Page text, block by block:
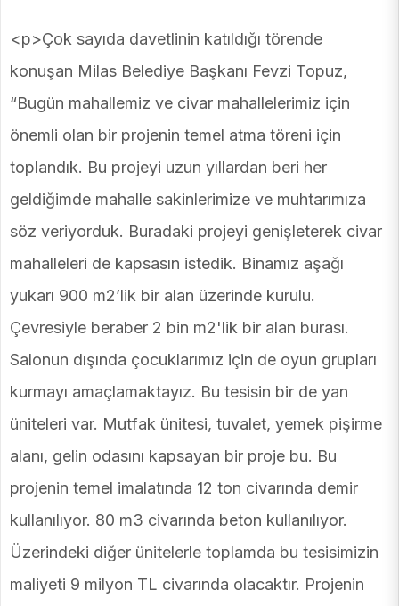
<p>Çok sayıda davetlinin katıldığı törende
konuşan Milas Belediye Başkanı Fevzi Topuz,
“Bugün mahallemiz ve civar mahallelerimiz için
önemli olan bir projenin temel atma töreni için
toplandık. Bu projeyi uzun yıllardan beri her
geldiğimde mahalle sakinlerimize ve muhtarımıza
söz veriyorduk. Buradaki projeyi genişleterek civar
mahalleleri de kapsasın istedik. Binamız aşağı
yukarı 900 m2’lik bir alan üzerinde kurulu.
Çevresiyle beraber 2 bin m2'lik bir alan burası.
Salonun dışında çocuklarımız için de oyun grupları
kurmayı amaçlamaktayız. Bu tesisin bir de yan
üniteleri var. Mutfak ünitesi, tuvalet, yemek pişirme
alanı, gelin odasını kapsayan bir proje bu. Bu
projenin temel imalatında 12 ton civarında demir
kullanılıyor. 80 m3 civarında beton kullanılıyor.
Üzerindeki diğer ünitelerle toplamda bu tesisimizin
maliyeti 9 milyon TL civarında olacaktır. Projenin